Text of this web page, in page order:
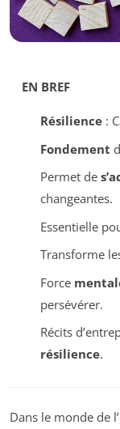
EN BREF
Résilience:
Fondement
Permet de
changeantes.
Essentielle
Transforme
Force
persévérer.
Récits
résilience.
Dans le monde de